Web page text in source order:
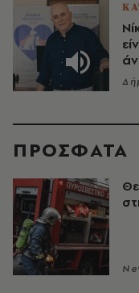
ΠΡΟΣΦΑΤΑ